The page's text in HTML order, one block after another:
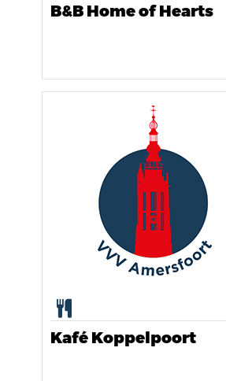
B&B Home of Hearts
Kafé Koppelpoort